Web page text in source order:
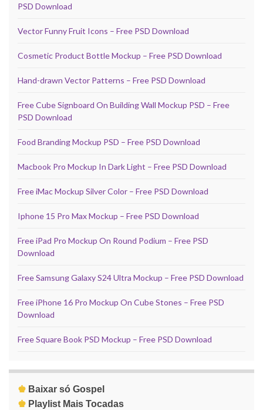
PSD Download
Vector Funny Fruit Icons – Free PSD Download
Cosmetic Product Bottle Mockup – Free PSD Download
Hand-drawn Vector Patterns – Free PSD Download
Free Cube Signboard On Building Wall Mockup PSD – Free
PSD Download
Food Branding Mockup PSD – Free PSD Download
Macbook Pro Mockup In Dark Light – Free PSD Download
Free iMac Mockup Silver Color – Free PSD Download
Iphone 15 Pro Max Mockup – Free PSD Download
Free iPad Pro Mockup On Round Podium – Free PSD
Download
Free Samsung Galaxy S24 Ultra Mockup – Free PSD Download
Free iPhone 16 Pro Mockup On Cube Stones – Free PSD
Download
Free Square Book PSD Mockup – Free PSD Download
♚ Baixar só Gospel
♚ Playlist Mais Tocadas